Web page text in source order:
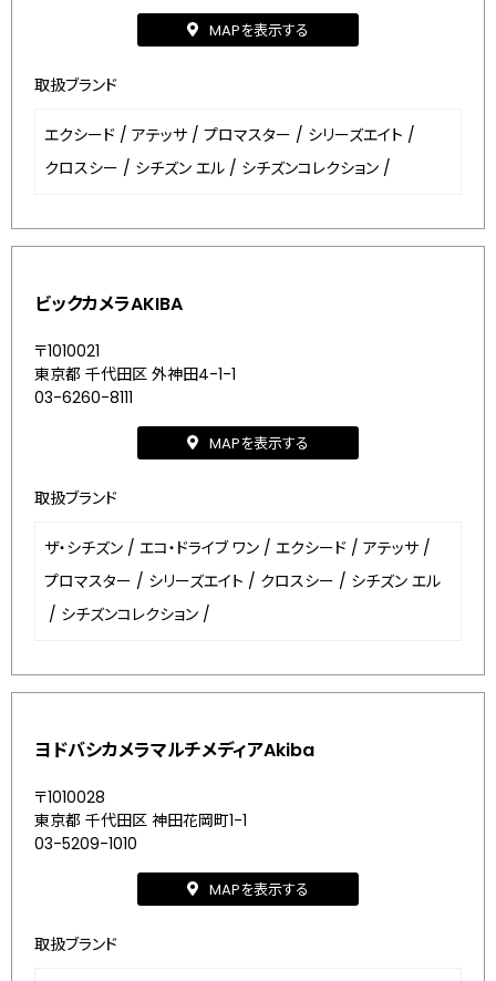
MAPを表示する
取扱ブランド
エクシード / アテッサ / プロマスター / シリーズエイト /
クロスシー / シチズン エル / シチズンコレクション /
ビックカメラAKIBA
〒1010021
東京都 千代田区 外神田4-1-1
03-6260-8111
MAPを表示する
取扱ブランド
ザ・シチズン / エコ・ドライブ ワン / エクシード / アテッサ /
プロマスター / シリーズエイト / クロスシー / シチズン エル
/ シチズンコレクション /
ヨドバシカメラマルチメディアAkiba
〒1010028
東京都 千代田区 神田花岡町1-1
03-5209-1010
MAPを表示する
取扱ブランド